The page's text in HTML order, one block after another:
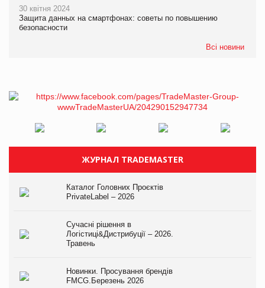
30 квітня 2024
Защита данных на смартфонах: советы по повышению
безопасности
Всі новини
ЖУРНАЛ TRADEMASTER
Каталог Головних Проєктів
PrivateLabel – 2026
Сучасні рішення в
Логістиці&Дистрибуції – 2026.
Травень
Новинки. Просування брендів
FMCG.Березень 2026